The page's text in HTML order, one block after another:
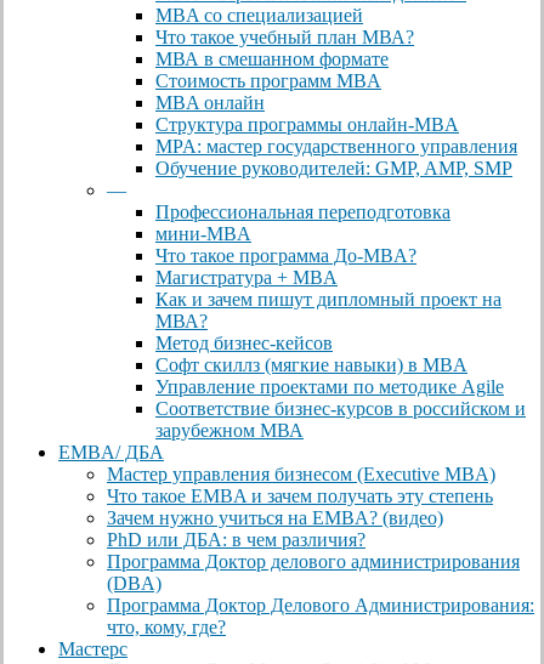
MBA со специализацией
Что такое учебный план МВА?
МВА в смешанном формате
Стоимость программ MBA
MBA онлайн
Cтруктура программы онлайн-MBA
MPA: мастер государственного управления
Обучение руководителей: GMP, AMP, SMP
—
Профессиональная переподготовка
мини-MBA
Что такое программа До-MBA?
Магистратура + MBA
Как и зачем пишут дипломный проект на
МВА?
Метод бизнес-кейсов
Софт скиллз (мягкие навыки) в MBA
Управление проектами по методике Agile
Соответствие бизнес-курсов в российском и
зарубежном МВА
EMBA/ ДБA
Мастер управления бизнесом (Executive MBA)
Что такое EMBA и зачем получать эту степень
Зачем нужно учиться на EMBA? (видео)
PhD или ДБА: в чем различия?
Программа Доктор делового администрирования
(DBА)
Программа Доктор Делового Администрирования:
что, кому, где?
Мастерс